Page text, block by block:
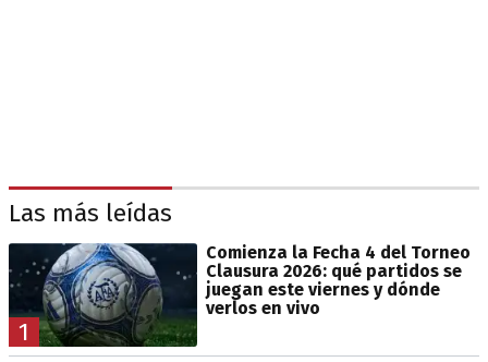
Las más leídas
1
Comienza la Fecha 4 del Torneo
Clausura 2026: qué partidos se
juegan este viernes y dónde
verlos en vivo